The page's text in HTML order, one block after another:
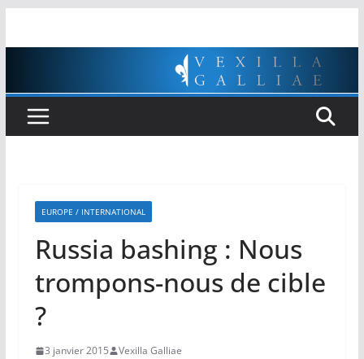
EUROPE / INTERNATIONAL
Russia bashing : Nous
trompons-nous de cible
?
3 janvier 2015 Vexilla Galliae